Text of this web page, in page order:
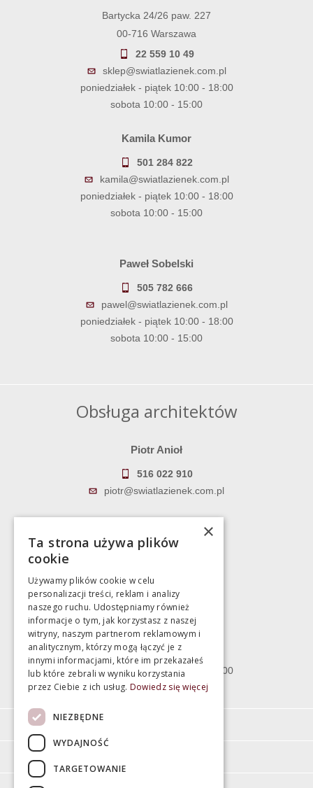
Bartycka 24/26 paw. 227
00-716 Warszawa
22 559 10 49
sklep@swiatlazienek.com.pl
poniedziałek - piątek 10:00 - 18:00
sobota 10:00 - 15:00
Kamila Kumor
501 284 822
kamila@swiatlazienek.com.pl
poniedziałek - piątek 10:00 - 18:00
sobota 10:00 - 15:00
Paweł Sobelski
505 782 666
pawel@swiatlazienek.com.pl
poniedziałek - piątek 10:00 - 18:00
sobota 10:00 - 15:00
Obsługa architektów
Piotr Anioł
516 022 910
piotr@swiatlazienek.com.pl
783 043 083
Magazyn
Bartycka 24/26 Hala 100
00-716 Warszawa
poniedziałek - piątek 10:00 - 18:00
sobota 10:00 - 15:00
×
Ta strona używa plików
cookie
Używamy plików cookie w celu
personalizacji treści, reklam i analizy
naszego ruchu. Udostępniamy również
informacje o tym, jak korzystasz z naszej
witryny, naszym partnerom reklamowym i
analitycznym, którzy mogą łączyć je z
innymi informacjami, które im przekazałeś
lub które zebrali w wyniku korzystania
przez Ciebie z ich usług. Dowiedz się więcej
NIEZBĘDNE
WYDAJNOŚĆ
TARGETOWANIE